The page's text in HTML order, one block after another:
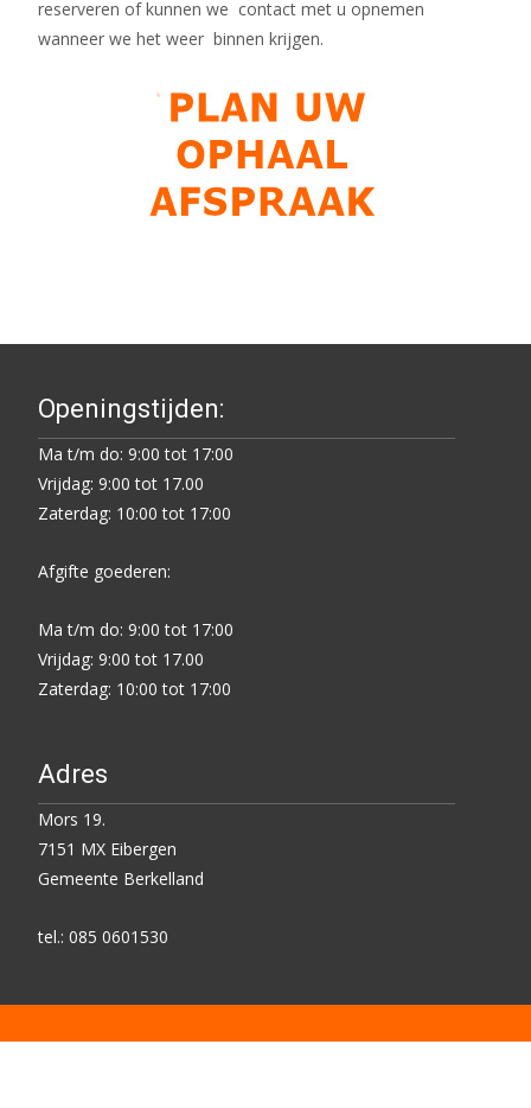
reserveren of kunnen we contact met u opnemen
wanneer we het weer binnen krijgen.
Openingstijden:
Ma t/m do: 9:00 tot 17:00
Vrijdag: 9:00 tot 17.00
Zaterdag: 10:00 tot 17:00
Afgifte goederen:
Ma t/m do: 9:00 tot 17:00
Vrijdag: 9:00 tot 17.00
Zaterdag: 10:00 tot 17:00
Adres
Mors 19.
7151 MX Eibergen
Gemeente Berkelland
tel.: 085 0601530